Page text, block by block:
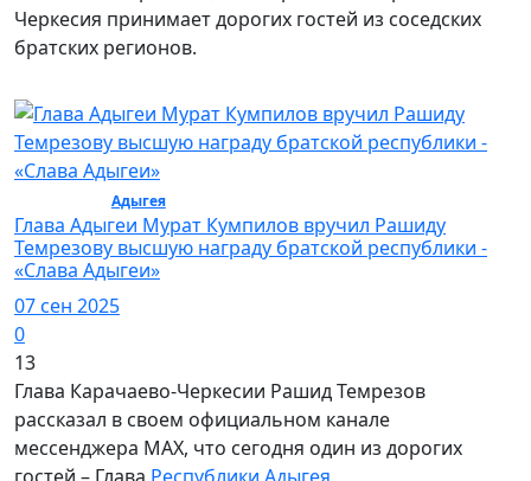
Черкесия принимает дорогих гостей из соседских
братских регионов.
Адыгея/ Политика
Глава Адыгеи Мурат Кумпилов вручил Рашиду
Темрезову высшую награду братской республики -
«Слава Адыгеи»
07 сен 2025
0
13
Глава Карачаево-Черкесии Рашид Темрезов
рассказал в своем официальном канале
мессенджера МАХ, что сегодня один из дорогих
гостей – Глава Республики Адыгея